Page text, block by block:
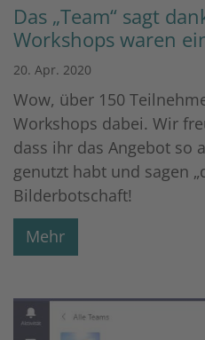
Das „Team“ sagt
Workshops waren
20. Apr. 2020
Wow, über 150
Workshops dabei. Wir
dass ihr das Angebot so
genutzt habt und sagen
Bilderbotschaft!
Mehr